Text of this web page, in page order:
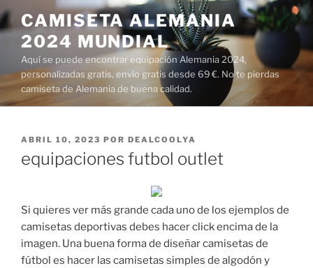
Saltar
al
contenido
CAMISETA ALEMANIA
2024 MUNDIAL
Aquí se puede encontrar equipación Alemania 2024,
personalizadas gratis, envío gratis desde 69 €. No te pierdas
camiseta de Alemania de buena calidad.
PUBLICADO
ABRIL 10, 2023 POR DEALCOOLYA
equipaciones futbol outlet
Si quieres ver más grande cada uno de los ejemplos de
camisetas deportivas debes hacer click encima de la
imagen. Una buena forma de diseñar camisetas de
fútbol es hacer las camisetas simples de algodón y